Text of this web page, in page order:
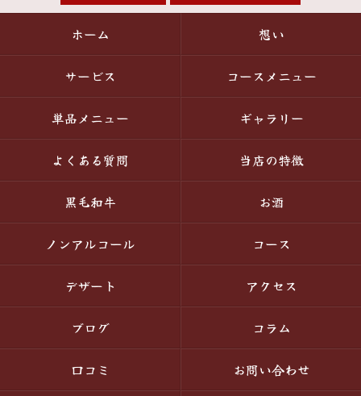
ホーム 想い
サービス コースメニュー
単品メニュー ギャラリー
よくある質問 当店の特徴
黒毛和牛 お酒
ノンアルコール コース
デザート アクセス
ブログ コラム
口コミ お問い合わせ